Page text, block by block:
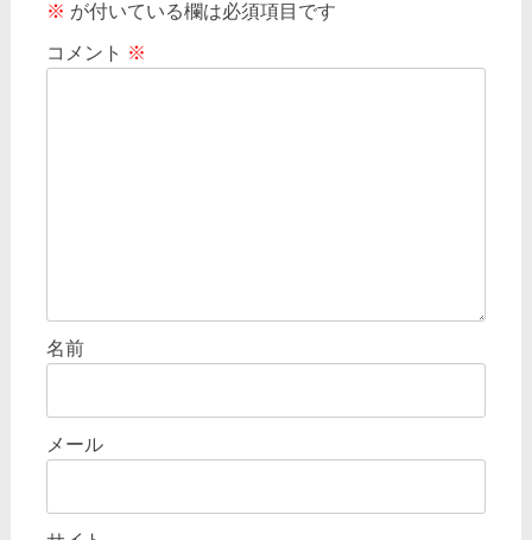
※ が付いている欄は必須項目です
コメント ※
名前
メール